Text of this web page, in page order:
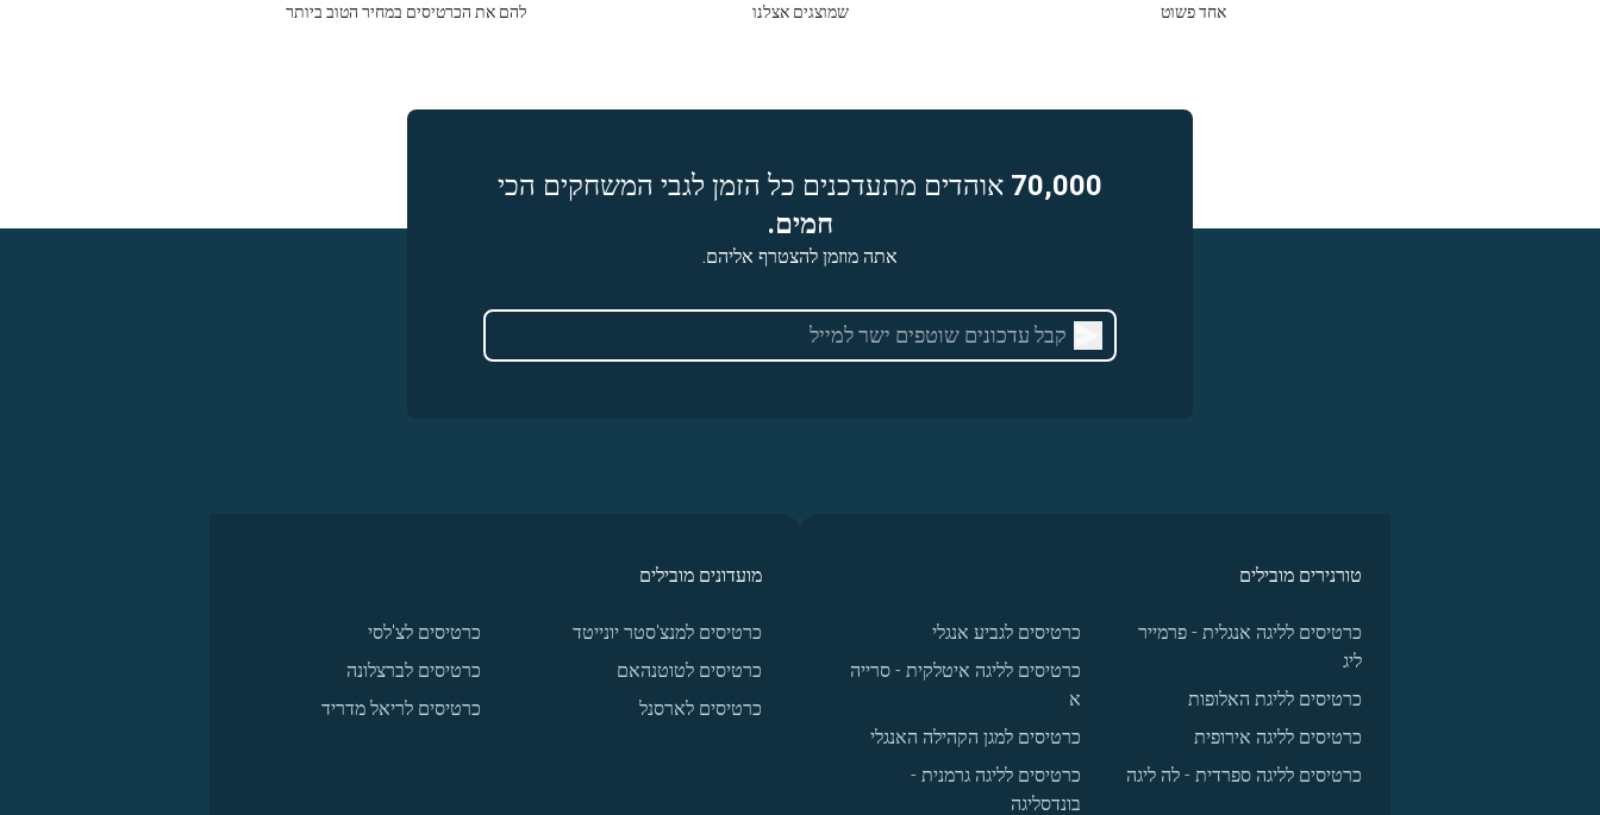
שמוצגים אצלנו
אחד פשוט
להם את הכרטיסים במחיר הטוב ביותר
70,000 אוהדים מתעדכנים כל הזמן לגבי המשחקים הכי
חמים.
אתה מוזמן להצטרף אליהם.
טורנירים מובילים
כרטיסים לליגה אנגלית - פרמייר
ליג
כרטיסים לליגת האלופות
כרטיסים לליגה אירופית
כרטיסים לליגה ספרדית - לה ליגה
כרטיסים לגביע אנגלי
כרטיסים לליגה איטלקית - סרייה
א
כרטיסים למגן הקהילה האנגלי
כרטיסים לליגה גרמנית -
בונדסליגה
מועדונים מובילים
כרטיסים למנצ'סטר יונייטד
כרטיסים לטוטנהאם
כרטיסים לארסנל
כרטיסים לצ'לסי
כרטיסים לברצלונה
כרטיסים לריאל מדריד